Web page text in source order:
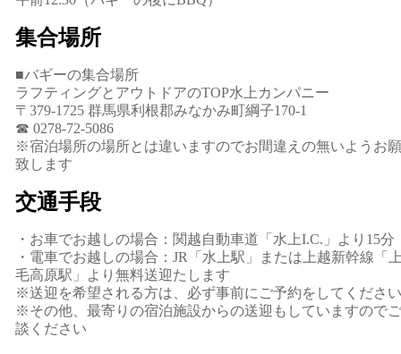
集合場所
■バギーの集合場所
ラフティングとアウトドアのTOP水上カンパニー
〒379-1725 群馬県利根郡みなかみ町綱子170-1
☎ 0278-72-5086
※宿泊場所の場所とは違いますのでお間違えの無いようお
致します
交通手段
・お車でお越しの場合：関越自動車道「水上I.C.」より15分
・電車でお越しの場合：JR「水上駅」または上越新幹線「
毛高原駅」より無料送迎たします
※送迎を希望される方は、必ず事前にご予約をしてください
※その他、最寄りの宿泊施設からの送迎もしていますので
談ください